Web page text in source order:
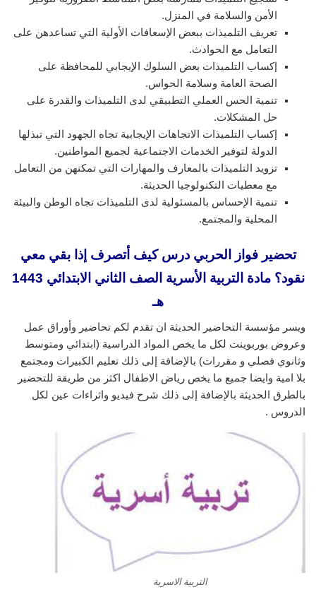
الأمن والسلامة في المنزل.
تعريف التلميذات ببعض الإسعافات الأولية التي تساعدهن على
التعامل مع الحوادث.
إكساب التلميذات بعض السلوك الإيجابي للمحافظة على
الصحة العامة وسلامة الحواس.
تنمية الحس العملي التطبيقي لدى التلميذات والقدرة على
حل المشكلات.
إكساب التلميذات الاتجاهات الإيجابية تجاه الجهود التي تبذلها
الدولة لتوفير الخدمات الاجتماعية لجميع المواطنين.
تزويد التلميذات بالمعارف والمهارات التي تمكنهن من التعامل
مع معطيات التكنولوجيا الحديثة.
تنمية الإحساس بالمسئولية لدى التلميذات تجاه الوطن والبيئة
المحلية والمجتمع.
تحضير فواز الحربي درس كيف أتصرف إذا بقي معي
نقود؟ مادة التربية الأسرية الصف الثاني الابتدائي 1443
هـ
ويسر مؤسسة التحاضير الحديثة ان تقدم لكم تحاضير وأوراق عمل
وعروض بوربوينت لكل ما يخص المواد الدراسية (ابتدائي ومتوسط
وثانوي فصلي و مقررات) بالإضافة إلى ذلك تعليم الكبيرات ومجتمع
بلا امية وايضا جميع ما يخص رياض الاطفال اكثر من طريقة للتحضير
بالطرق الحديثة بالإضافة إلى ذلك شرح فيديو واثراءات عين لكل
الدروس .
التربية الاسرية